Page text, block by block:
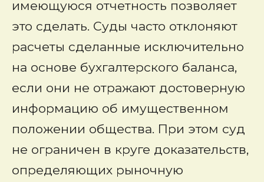
имеющуюся отчетность позволяет
это сделать. Суды часто отклоняют
расчеты сделанные исключительно
на основе бухгалтерского баланса,
если они не отражают достоверную
информацию об имущественном
положении общества. При этом суд
не ограничен в круге доказательств,
определяющих рыночную